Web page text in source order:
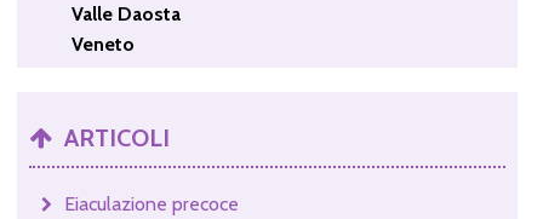
Valle Daosta
Veneto
ARTICOLI
Eiaculazione precoce